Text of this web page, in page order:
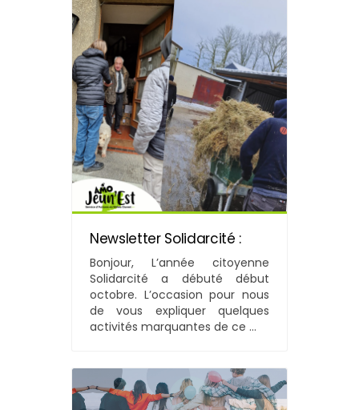
Newsletter Solidarcité :
Bonjour, L’année citoyenne
Solidarcité a débuté début
octobre. L’occasion pour nous
de vous expliquer quelques
activités marquantes de ce ...